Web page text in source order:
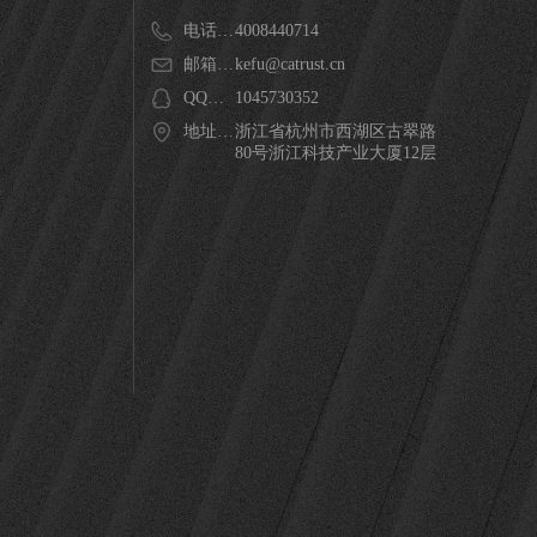
电话：400400400
4008440714
邮箱：kefu@catrust.cn
kefu@catrust.cn
QQ：1045730352
1045730352
地址：浙江省杭州市西湖区古翠路80号浙江科技产业大厦12层
浙江省杭州市西湖区古翠路
80号浙江科技产业大厦12层